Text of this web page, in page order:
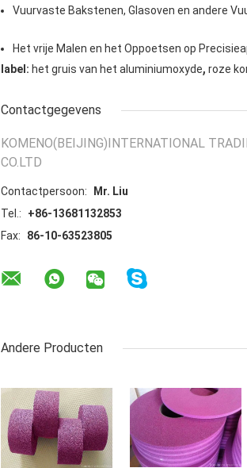
Vuurvaste Bakstenen, Glasoven en andere
Het vrije Malen en het Oppoetsen op
label: het gruis van het aluminiumoxyde, roze
Contactgegevens
KOMENO(BEIJING)INTERNATIONAL
CO.LTD
Contactpersoon:
Mr. Liu
Tel.:
+86-13681132853
Fax:
86-10-63523805
Andere Producten